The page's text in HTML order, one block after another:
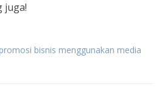
juga!
promosi bisnis menggunakan media